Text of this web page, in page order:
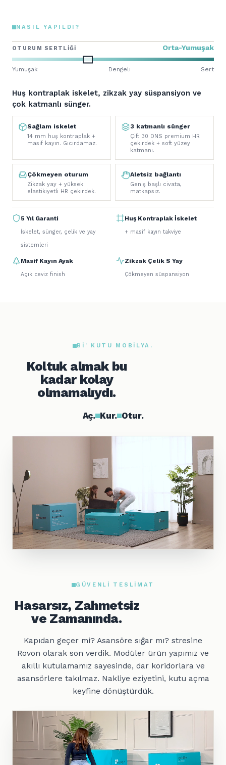
NASIL YAPILDI?
Huş kontraplak iskelet, zikzak yay süspansiyon ve
çok katmanlı sünger.
Sağlam iskelet
14 mm huş kontraplak +
masif kayın. Gıcırdamaz.
3 katmanlı sünger
Çift 30 DNS premium HR
çekirdek + soft yüzey
katmanı.
Çökmeyen oturum
Zikzak yay + yüksek
elastikiyetli HR çekirdek.
Aletsiz bağlantı
Geniş başlı civata,
matkapsız.
5 Yıl Garanti
İskelet, sünger, çelik ve yay
sistemleri
Huş Kontraplak İskelet
+ masif kayın takviye
Masif Kayın Ayak
Açık ceviz finish
Zikzak Çelik S Yay
Çökmeyen süspansiyon
OTURUM SERTLIĞI Orta-Yumuşak
Yumuşak Dengeli Sert
BI' KUTU MOBILYA.
Koltuk almak bu
kadar kolay
olmamalıydı.
Aç. Kur. Otur.
GÜVENLI TESLIMAT
Hasarsız, Zahmetsiz
ve Zamanında.
Kapıdan geçer mi? Asansöre sığar mı? stresine
Rovon olarak son verdik. Modüler ürün yapımız ve
akıllı kutulamamız sayesinde, dar koridorlara ve
asansörlere takılmaz. Nakliye eziyetini, kutu açma
keyfine dönüştürdük.